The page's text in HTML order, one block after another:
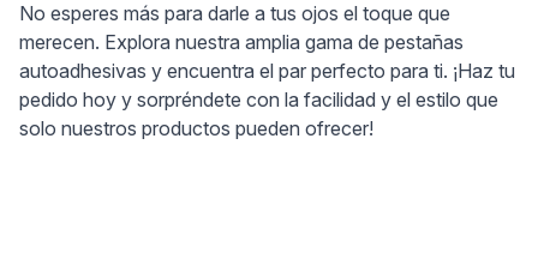
No esperes más para darle a tus ojos el toque que
merecen. Explora nuestra amplia gama de pestañas
autoadhesivas y encuentra el par perfecto para ti. ¡Haz tu
pedido hoy y sorpréndete con la facilidad y el estilo que
solo nuestros productos pueden ofrecer!